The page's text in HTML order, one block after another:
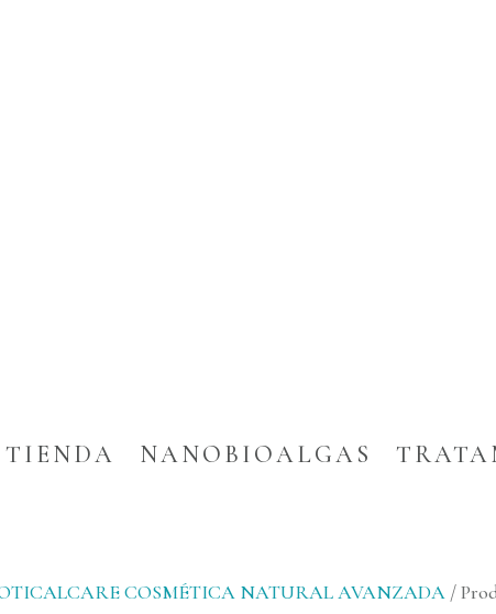
TIENDA NANOBIOALGAS
COSMÉTICA NATURAL AVANZADA /